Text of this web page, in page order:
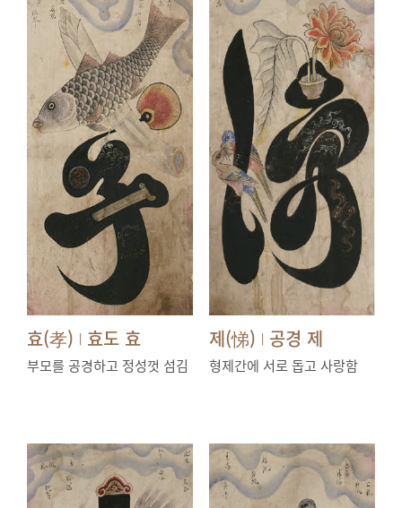
효(孝) | 효도 효
부모를 공경하고 정성껏 섬김
제(悌) | 공경 제
형제간에 서로 돕고 사랑함